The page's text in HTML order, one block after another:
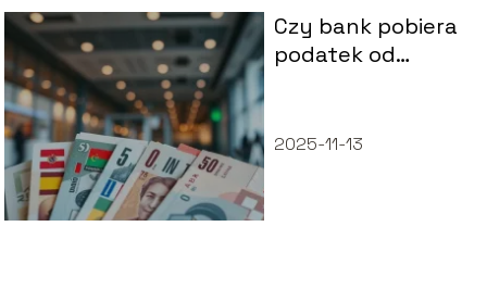
Czy bank pobiera
podatek od
Sprawdź!
2025-11-13